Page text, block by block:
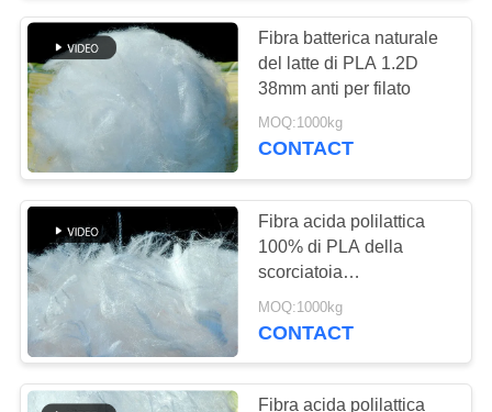
FIBRA ACIDA
POLILATTICA
13
Fibra di graffetta
viscosa
Fibra batterica naturale
del latte di PLA 1.2D
38mm anti per filato
MOQ:1000kg
CONTACT
Fibra acida polilattica
100% di PLA della
scorciatoia
biodegradabile per la
fabbricazione di carta
MOQ:1000kg
CONTACT
Fibra acida polilattica